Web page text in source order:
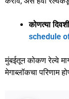
कोणत्या
schedule
मुंबईतून कोकण रेल्वे
मेगाब्लॉकचा परिणाम